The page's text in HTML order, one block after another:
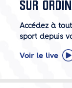
SUR
Accédez à
sport depuis
Voir le live